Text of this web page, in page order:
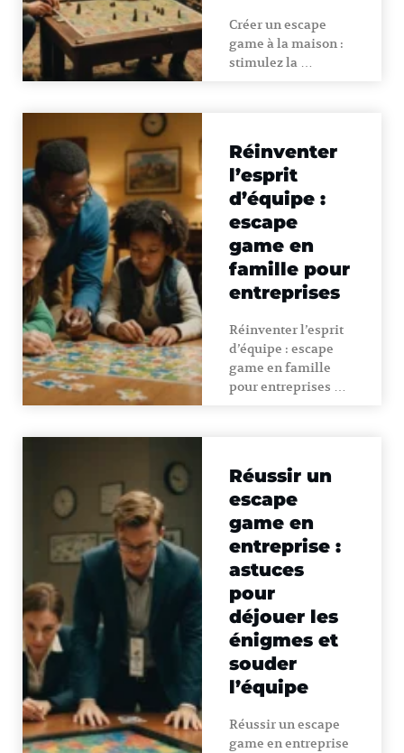
Créer un escape
game à la maison :
stimulez la …
Réinventer
l’esprit
d’équipe :
escape
game en
famille pour
entreprises
Réinventer l’esprit
d’équipe : escape
game en famille
pour entreprises …
Réussir un
escape
game en
entreprise :
astuces
pour
déjouer les
énigmes et
souder
l’équipe
Réussir un escape
game en entreprise